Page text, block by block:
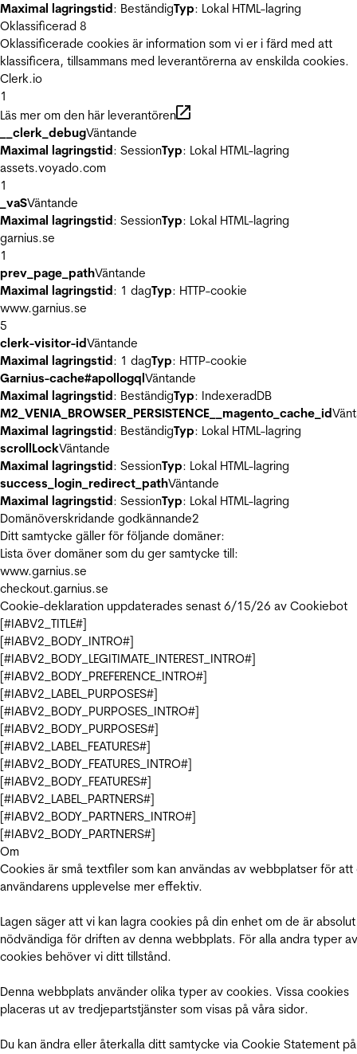
Maximal lagringstid: BeständigTyp: Lokal HTML-lagring
Oklassificerad 8
Oklassificerade cookies är information som vi er i färd med att
klassificera, tillsammans med leverantörerna av enskilda cookies.
Clerk.io
1
Läs mer om den här leverantören
__clerk_debugVäntande
Maximal lagringstid: SessionTyp: Lokal HTML-lagring
assets.voyado.com
1
_vaSVäntande
Maximal lagringstid: SessionTyp: Lokal HTML-lagring
garnius.se
1
prev_page_pathVäntande
Maximal lagringstid: 1 dagTyp: HTTP-cookie
www.garnius.se
5
clerk-visitor-idVäntande
Maximal lagringstid: 1 dagTyp: HTTP-cookie
Garnius-cache#apollogqlVäntande
Maximal lagringstid: BeständigTyp: IndexeradDB
M2_VENIA_BROWSER_PERSISTENCE__magento_cache_id
Maximal lagringstid: BeständigTyp: Lokal HTML-lagring
scrollLockVäntande
Maximal lagringstid: SessionTyp: Lokal HTML-lagring
success_login_redirect_pathVäntande
Maximal lagringstid: SessionTyp: Lokal HTML-lagring
Domänöverskridande godkännande2
Ditt samtycke gäller för följande domäner:
Lista över domäner som du ger samtycke till:
www.garnius.se
checkout.garnius.se
Cookie-deklaration uppdaterades senast 6/15/26 av Cookiebot
[#IABV2_TITLE#]
[#IABV2_BODY_INTRO#]
[#IABV2_BODY_LEGITIMATE_INTEREST_INTRO#]
[#IABV2_BODY_PREFERENCE_INTRO#]
[#IABV2_LABEL_PURPOSES#]
[#IABV2_BODY_PURPOSES_INTRO#]
[#IABV2_BODY_PURPOSES#]
[#IABV2_LABEL_FEATURES#]
[#IABV2_BODY_FEATURES_INTRO#]
[#IABV2_BODY_FEATURES#]
[#IABV2_LABEL_PARTNERS#]
[#IABV2_BODY_PARTNERS_INTRO#]
[#IABV2_BODY_PARTNERS#]
Om
Cookies är små textfiler som kan användas av webbplatser för att
användarens upplevelse mer effektiv.
Lagen säger att vi kan lagra cookies på din enhet om de är absolut
nödvändiga för driften av denna webbplats. För alla andra typer av
cookies behöver vi ditt tillstånd.
Denna webbplats använder olika typer av cookies. Vissa cookies
placeras ut av tredjepartstjänster som visas på våra sidor.
Du kan ändra eller återkalla ditt samtycke via Cookie Statement